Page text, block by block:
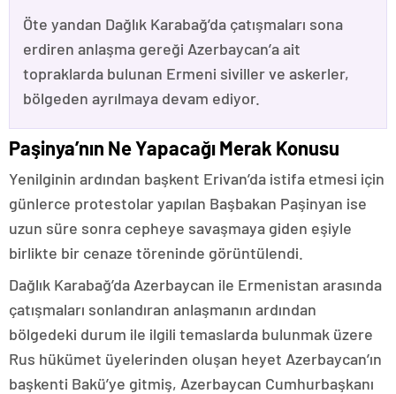
Öte yandan Dağlık Karabağ’da çatışmaları sona
erdiren anlaşma gereği Azerbaycan’a ait
topraklarda bulunan Ermeni siviller ve askerler,
bölgeden ayrılmaya devam ediyor.
Paşinya’nın Ne Yapacağı Merak Konusu
Yenilginin ardından başkent Erivan’da istifa etmesi için
günlerce protestolar yapılan Başbakan Paşinyan ise
uzun süre sonra cepheye savaşmaya giden eşiyle
birlikte bir cenaze töreninde görüntülendi.
Dağlık Karabağ’da Azerbaycan ile Ermenistan arasında
çatışmaları sonlandıran anlaşmanın ardından
bölgedeki durum ile ilgili temaslarda bulunmak üzere
Rus hükümet üyelerinden oluşan heyet Azerbaycan’ın
başkenti Bakü’ye gitmiş, Azerbaycan Cumhurbaşkanı